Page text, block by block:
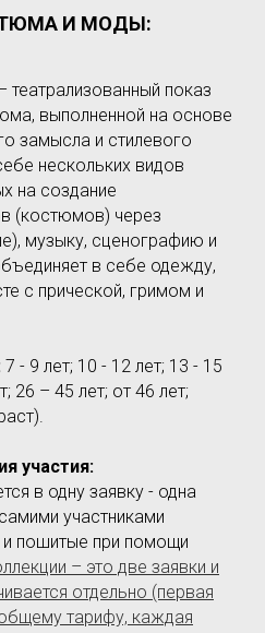
И МОДЫ:
показ
выполненной на основе
замысла и стилевого
нескольких видов
на создание
(костюмов) через
музыку, сценографию и
в себе одежду,
с прической, гримом и
7 - 9 лет; 10 - 12 лет; 13 - 15
26 – 45 лет; от 46 лет;
участия:
в одну заявку - одна
участниками
и пошитые при помощи
– это две заявки и
отдельно (первая
тарифу, каждая